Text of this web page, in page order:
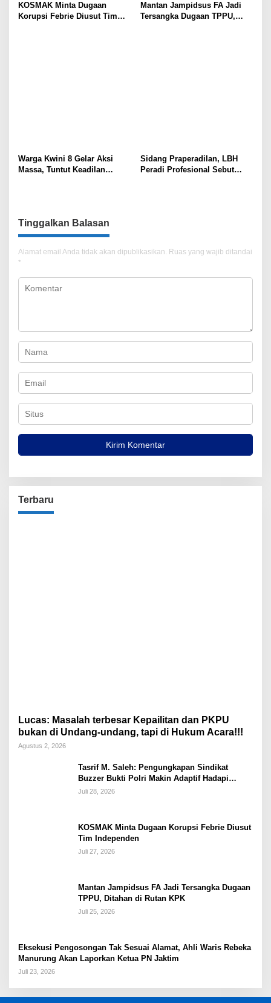
KOSMAK Minta Dugaan
Korupsi Febrie Diusut Tim
Mantan Jampidsus FA Jadi
Tersangka Dugaan TPPU,
Warga Kwini 8 Gelar Aksi
Massa, Tuntut Keadilan
Sidang Praperadilan, LBH
Peradi Profesional Sebut
Tinggalkan Balasan
Alamat email Anda tidak akan dipublikasikan. Ruas yang wajib ditandai
*
Terbaru
Lucas: Masalah terbesar Kepailitan dan PKPU
bukan di Undang-undang, tapi di Hukum Acara!!!
Agustus 2, 2026
Tasrif M. Saleh: Pengungkapan Sindikat
Buzzer Bukti Polri Makin Adaptif Hadapi
Kejahatan Digital
Juli 28, 2026
KOSMAK Minta Dugaan Korupsi Febrie Diusut
Tim Independen
Juli 27, 2026
Mantan Jampidsus FA Jadi Tersangka Dugaan
TPPU, Ditahan di Rutan KPK
Juli 25, 2026
Eksekusi Pengosongan Tak Sesuai Alamat, Ahli Waris Rebeka
Manurung Akan Laporkan Ketua PN Jaktim
Juli 23, 2026